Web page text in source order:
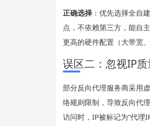
正确选择 ：优先选择全自
点，不依赖第三方，能自
更高的硬件配置（大带宽
误区二：忽视IP
部分反向代理服务商采用
络规则限制，导致反向代
访问时，IP被标记为“代理